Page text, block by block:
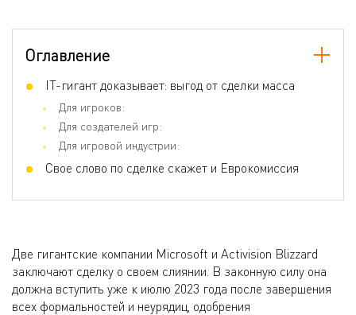
Оглавление
IT-гигант доказывает: выгод от сделки масса
Для игроков:
Для создателей игр:
Для игровой индустрии:
Свое слово по сделке скажет и Еврокомиссия
Две гигантские компании Microsoft и Activision Blizzard
заключают сделку о своем слиянии. В законную силу она
должна вступить уже к июлю 2023 года после завершения
всех формальностей и неурядиц, одобрения